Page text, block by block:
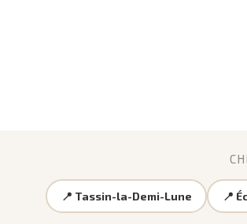
📍 Tassin-la-Demi-Lune 📍